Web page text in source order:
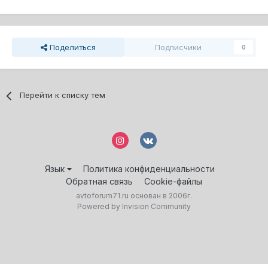
Поделиться Подписчики 0
Перейти к списку тем
Язык
Политика конфиденциальности
Обратная связь
Cookie-файлы
avtoforum71.ru основан в 2006г.
Powered by Invision Community